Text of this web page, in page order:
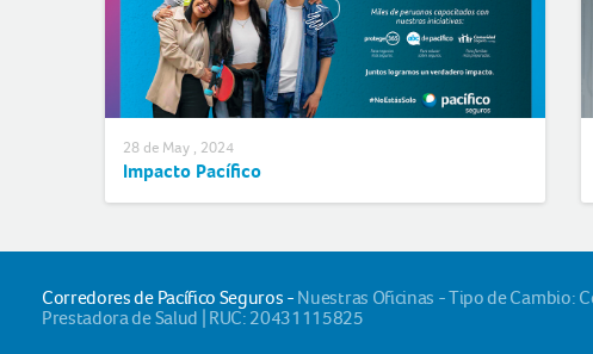
28 de May , 2024
Impacto Pacífico
Corredores de Pacífico Seguros - Nuestras Oficinas - Tipo de Cambio:
Prestadora de Salud | RUC: 20431115825